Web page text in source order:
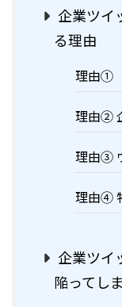
企業ツイ
る理由
理由①
理由②
理由③
理由④
企業ツイ
陥ってし